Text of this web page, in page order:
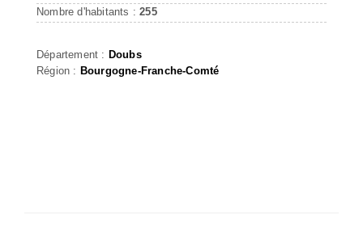
Nombre d'habitants :255
Département : Doubs
Région : Bourgogne-Franche-Comté